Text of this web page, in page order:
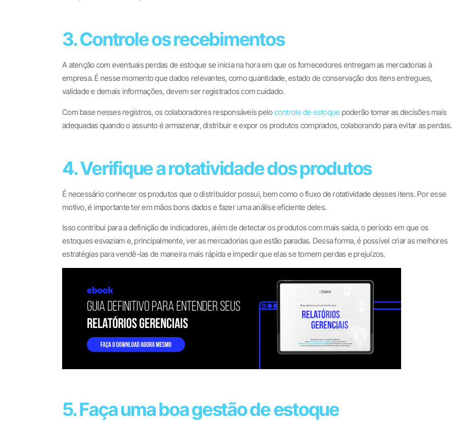
3. Controle os recebimentos
A atenção com eventuais perdas de estoque se inicia na hora em que os fornecedores entregam as mercadorias à
empresa. É nesse momento que dados relevantes, como quantidade, estado de conservação dos itens entregues,
validade e demais informações, devem ser registrados com cuidado.
Com base nesses registros, os colaboradores responsáveis pelo controle de estoque poderão tomar as decisões mais
adequadas quando o assunto é armazenar, distribuir e expor os produtos comprados, colaborando para evitar as perdas.
4. Verifique a rotatividade dos produtos
É necessário conhecer os produtos que o distribuidor possui, bem como o fluxo de rotatividade desses itens. Por esse
motivo, é importante ter em mãos bons dados e fazer uma análise eficiente deles.
Isso contribui para a definição de indicadores, além de detectar os produtos com mais saída, o período em que os
estoques esvaziam e, principalmente, ver as mercadorias que estão paradas. Dessa forma, é possível criar as melhores
estratégias para vendê-las de maneira mais rápida e impedir que elas se tornem perdas e prejuízos.
5. Faça uma boa gestão de estoque